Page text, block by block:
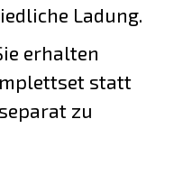
Ladung.
erhalten
statt
zu